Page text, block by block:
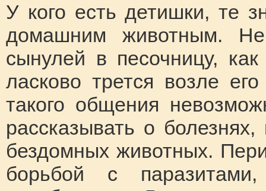
У кого есть детишки, те
домашним животным.
сынулей в песочницу,
ласково трется возле
такого общения
рассказывать о
бездомных животных.
борьбой с